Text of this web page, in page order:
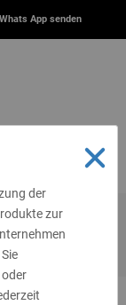
App senden
Blusen
der
zur
oder